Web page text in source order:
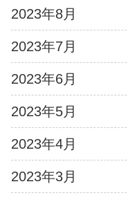
2023年8月
2023年7月
2023年6月
2023年5月
2023年4月
2023年3月